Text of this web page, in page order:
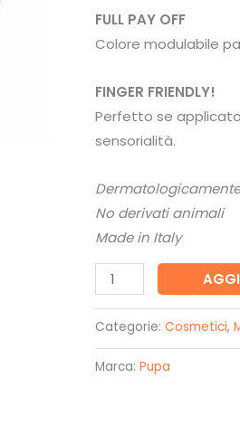
FULL PAY OFF
Colore modulabile
FINGER FRIENDLY!
Perfetto se
sensorialità.
No derivati animali
Made in Italy
Candy
Club
-
Cloudy
Candy
Categorie: Cosmetici,
Marca: Pupa